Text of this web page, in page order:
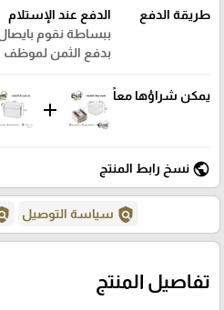
طريقة الدفع
الدفع عند الإستلام
ببساطة نقوم
بدفع الثمن لموظف
يمكن شراؤها معاً
add
public نسخ رابط المنتج
policy سياسة التوصيل
تفاصيل المنتج